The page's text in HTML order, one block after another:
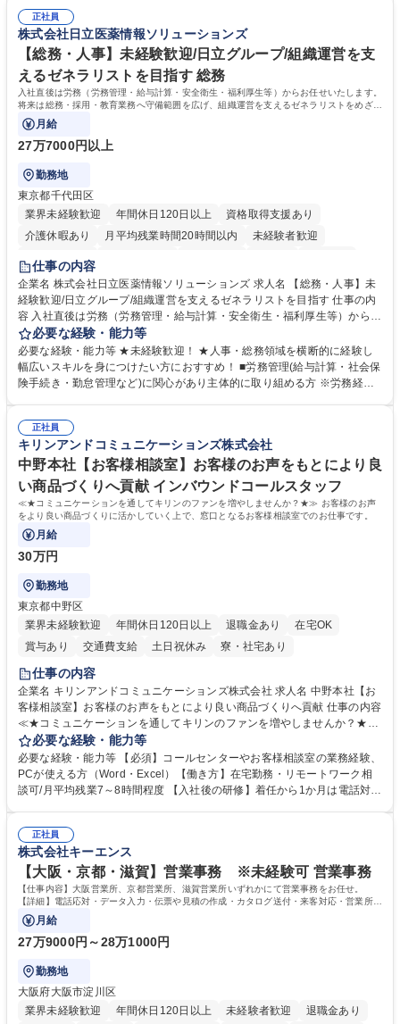
でも質問・相談できる環境が整っているため、安心して成長できます。 募
集職種 【森ビルG】人事・総務◆賞与5ヶ月◆年休120日◆残業少なめ◆
リモート可
務に挑戦できるため、自身の成長と組織への貢献度をダイレクトに実感で
きます。 残業少なめ、週1日リモート可など、ワークライフバランスを保
ち長期活躍できる環境です。 「これまでの幅広い経験を活かし、長期的な
キャリアを築きたい」という前向きな意欲と挑戦を全力で応援します。 学
歴・資格 学歴：大学院 大学 高専 短大 専修学校 高校 語学力： 資格：日商
簿記検定1級 日商簿記検定2級 日商簿記検定3級
正社員
株式会社日立医薬情報ソリューションズ
【総務・人事】未経験歓迎/日立グループ/組織運営を支
えるゼネラリストを目指す 総務
入社直後は労務（労務管理・給与計算・安全衛生・福利厚生等）からお任せいたします。
将来は総務・採用・教育業務へ守備範囲を広げ、組織運営を支えるゼネラリストをめざせ
ます。
月給
27万7000円以上
勤務地
東京都千代田区
業界未経験歓迎
年間休日120日以上
資格取得支援あり
介護休暇あり
月平均残業時間20時間以内
未経験者歓迎
住宅手当あり
育休あり
完全週休2日制 交通費支給 土日祝休み 寮・社宅あり
仕事の内容
企業名 株式会社日立医薬情報ソリューションズ 求人名 【総務・人事】未
経験歓迎/日立グループ/組織運営を支えるゼネラリストを目指す 仕事の内
容 入社直後は労務（労務管理・給与計算・安全衛生・福利厚生等）からお
任せいたします。将来は総務・採用・教育業務へ守備範囲を広げ、組織運
営を支えるゼネラリストをめざせます。 ・初期業務：労働時間管理、給与
計算、社会保険対応、福利厚生管理、安全衛生、健康経営推進等をお任せ
します。ご経験に応じて、休職者管理など、幅広く経験を積んでいただき
幅広く経験を積みたい意欲がある方に最適な環境です。 募集職種 【総
務・人事】未経験歓迎/日立グループ/組織運営を支えるゼネラリストを目
指す
必要な経験・能力等
必要な経験・能力等 ★未経験歓迎！ ★人事・総務領域を横断的に経験し
幅広いスキルを身につけたい方におすすめ！ ■労務管理(給与計算・社会保
険手続き・勤怠管理など)に関心があり主体的に取り組める方 ※労務経験
のご経験 ■労務管理（給与計算・社会保険手続き・勤怠管理など）の経験
■衛生管理者の資格をお持ちの方 学歴・資格 学歴：大学院 大学 高専 短大
専修学校 高校 語学力： 資格：
正社員
キリンアンドコミュニケーションズ株式会社
中野本社【お客様相談室】お客様のお声をもとにより良
い商品づくりへ貢献 インバウンドコールスタッフ
≪★コミュニケーションを通してキリンのファンを増やしませんか？★≫ お客様のお声
をより良い商品づくりに活かしていく上で、窓口となるお客様相談室でのお仕事です。
月給
30万円
勤務地
東京都中野区
業界未経験歓迎
年間休日120日以上 退職金あり
在宅OK
賞与あり
交通費支給 土日祝休み 寮・社宅あり
仕事の内容
企業名 キリンアンドコミュニケーションズ株式会社 求人名 中野本社【お
客様相談室】お客様のお声をもとにより良い商品づくりへ貢献 仕事の内容
≪★コミュニケーションを通してキリンのファンを増やしませんか？★≫
お客様のお声をより良い商品づくりに活かしていく上で、窓口となるお客
様相談室でのお仕事です。 日々お客様からいただくキリングループへのご
意見を、企業活動に活かしています。お客様からの声に迅速かつ誠意をも
って対応、情報提供するとともにグループ内活動に反映しています。 【具
平均100件前後■メール・手紙：同上40件前後 募集職種 中野本社【お客様
相談室】お客様のお声をもとにより良い商品づくりへ貢献
必要な経験・能力等
必要な経験・能力等 【必須】コールセンターやお客様相談室の業務経験、
PCが使える方（Word・Excel）【働き方】在宅勤務・リモートワーク相
談可/月平均残業7～8時間程度 【入社後の研修】着任から1か月は電話対応
すのでご安心ください。 【当社について】キリングループの広報機能を担
う会社として、お客様との出会いを大切にし、磨き上げたホスピタリティ
を込めてコミュニケーションをとりながら広報関連業務を行っておりま
す。 学歴・資格 学歴：大学院 大学 高専 短大 専修学校 高校 語学力： 資
格：
正社員
株式会社キーエンス
【大阪・京都・滋賀】営業事務 ※未経験可 営業事務
【仕事内容】大阪営業所、京都営業所、滋賀営業所いずれかにて営業事務をお任せ。
【詳細】電話応対・データ入力・伝票や見積の作成・カタログ送付・来客対応・営業所内
で発生する事務業務や業務改善をお任せ。
月給
27万9000円～28万1000円
勤務地
大阪府大阪市淀川区
業界未経験歓迎
年間休日120日以上 未経験者歓迎 退職金あり